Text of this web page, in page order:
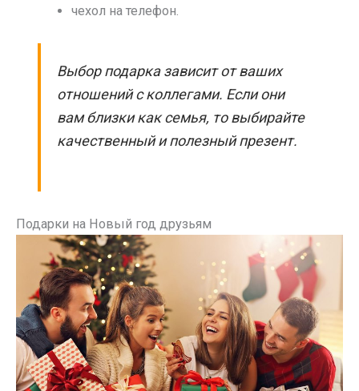
чехол на телефон.
Выбор подарка зависит от ваших
отношений с коллегами. Если они
вам близки как семья, то выбирайте
качественный и полезный презент.
Подарки на Новый год друзьям